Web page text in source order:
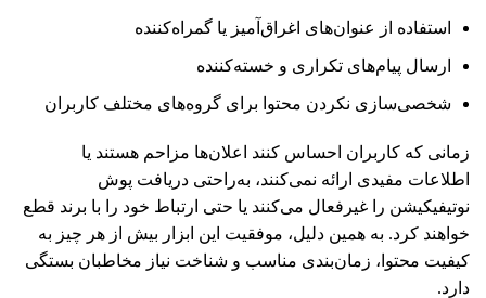
استفاده از عنوان‌های اغراق‌آمیز یا گمراه‌کننده
ارسال پیام‌های تکراری و خسته‌کننده
شخصی‌سازی نکردن محتوا برای گروه‌های مختلف کاربران
زمانی که کاربران احساس کنند اعلان‌ها مزاحم هستند یا
اطلاعات مفیدی ارائه نمی‌کنند، به‌راحتی دریافت پوش
نوتیفیکیشن را غیرفعال می‌کنند یا حتی ارتباط خود را با برند قطع
خواهند کرد. به همین دلیل، موفقیت این ابزار بیش از هر چیز به
کیفیت محتوا، زمان‌بندی مناسب و شناخت نیاز مخاطبان بستگی
دارد.